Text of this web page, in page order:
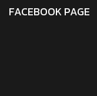
FACEBOOK PAGE